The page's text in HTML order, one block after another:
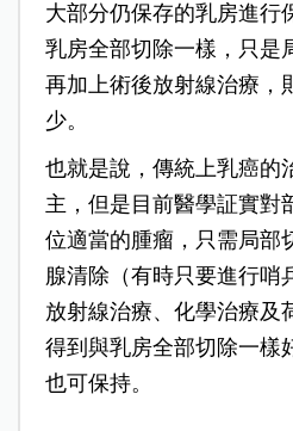
大部分仍保存的乳房進行
乳房全部切除一樣，只是
再加上術後放射線治療，
少。
也就是說，傳統上乳癌的
主，但是目前醫學証實對
位適當的腫瘤，只需局部
腺清除（有時只要進行哨
放射線治療、化學治療及
得到與乳房全部切除一樣
也可保持。